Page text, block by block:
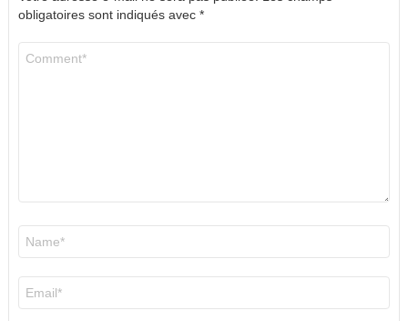
obligatoires sont indiqués avec *
mail
*